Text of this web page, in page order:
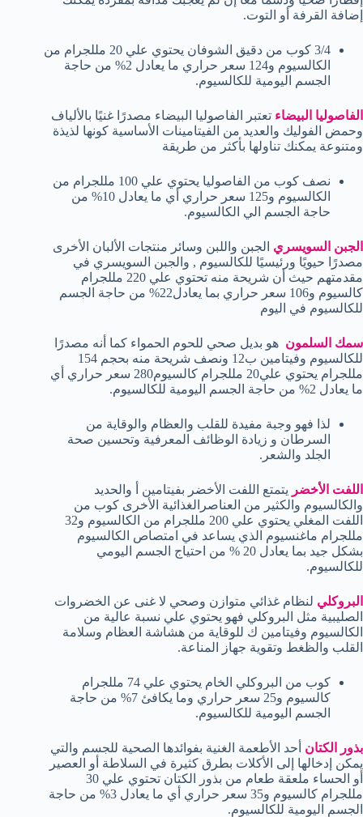
إضافة القرفة أو التوت.
3/4 كوب من دقيق الشوفان يحتوي علي 20 مللجرام من
الكالسيوم و124 سعر حراري ما يعادل 2% من حاجة
الجسم اليومية للكالسيوم.
الفاصوليا البيضاء تعتبر الفاصوليا البيضاء مصدرًا غنيًا بالألياف
وحمض الفوليك والعديد من الفيتامينات الأساسية كونها لذيذة
ومتنوعة يمكنك تناولها بأكثر من طريقة
نصف كوب من الفاصوليا يحتوي علي 100 مللجرام من
الكالسيوم و125 سعر حراري أي ما يعادل 10% من
حاجة الجسم الي الكالسيوم.
الجبن السويسري الجبن واللبن وسائر منتجات الألبان الأخرى
مصدرًا حيويًا ورئيسيًا للكالسيوم , والجبن السويسري في
مقدمتهم حيث أن شريحة منه تحتوي علي 220 مللجرام
كالسيوم و106 سعر حراري بما يعادل22% من حاجة الجسم
للكالسيوم في اليوم
سمك السلمون هو بديل صحي للحوم الحمواء كما أنه مصدرًا
للكالسيوم وفيتامين ب12 ونصف شريحة منه بحجم 154
مللجرام يحتوي علي20 مللجرام كالسيوم280 سعر حراري أي
ما يعادل 2% من حاجة الجسم اليومية للكالسيوم.
لذا فهو وجبة مفيدة للقلب والعظام والوقاية من
السرطان و زيادة الوظائف المعرفية وتحسين صحة
الجلد والشعر.
اللفت الأخضر يتمتع اللفت الأخضر بفيتامين أ والحديد
والكالسيوم والكثير من العناصرالغذائية الأخرى كوب من
اللفت المغلي يحتوي علي 200 مللجرام من الكالسيوم و32
مللجرام ماغنسيوم الذي يساعد في امتصاص الكالسيوم
بشكل جيد بما يعادل 20 % من احتياج الجسم اليومي
للكالسيوم.
البروكلي لنظام غذائي متوازن وصحي لا غنى عن الخضروات
الصليبية مثل البروكلي فهو يحتوي علي نسبة عالية من
الكالسيوم وفيتامين ك للوقاية من هشاشة العظام وسلامة
القلب والظغط وتقوية جهاز المناعة.
كوب من البروكلي الخام يحتوي علي 74 مللجرام
كالسيوم و25 سعر حراري وما يكافئ 7% من حاجة
الجسم اليومية للكالسيوم.
بذور الكتان أحد الأطعمة الغنية بفوائدها الصحية للجسم والتي
يمكن إدخالها إلى الأكلات بطرق كثيرة في السلاطة أو العصير
أو الحساء ملعقة طعام من بذور الكتان تحتوي علي 30
مللجرام كالسيوم و35 سعر حراري أي ما يعادل 3% من حاجة
الجسم اليومية للكالسيوم.